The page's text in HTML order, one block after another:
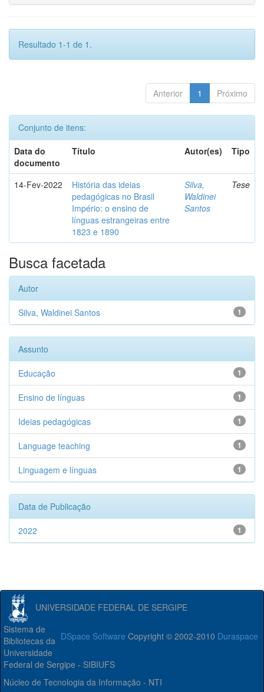
Resultado 1-1 de 1.
Anterior 1 Próximo
Conjunto de itens:
Data do
documento
Título Autor(es) Tipo
14-Fev-2022
História das ideias
pedagógicas no Brasil
Império: o ensino de
línguas estrangeiras entre
1823 e 1890
Silva,
Waldinei
Santos
Tese
Busca facetada
Autor
1
Silva, Waldinei Santos
Assunto
1
Educação
1
Ensino de línguas
1
Ideias pedagógicas
1
Language teaching
1
Linguagem e línguas
Data de Publicação
1
2022
UNIVERSIDADE FEDERAL DE SERGIPE
DSpace Software Copyright © 2002-2010 Duraspace
Sistema de
Bibliotecas da
Universidade
Federal de Sergipe - SIBIUFS
Núcleo de Tecnologia da Informação - NTI